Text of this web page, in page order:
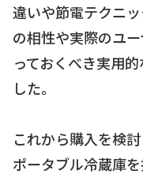
違いや節電テクニ
の相性や実際のユ
っておくべき実用
した。
これから購入を検
ポータブル冷蔵庫